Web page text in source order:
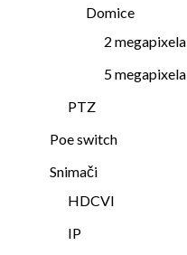
Domice
2 megapixela
5 megapixela
PTZ
Poe switch
Snimači
HDCVI
IP